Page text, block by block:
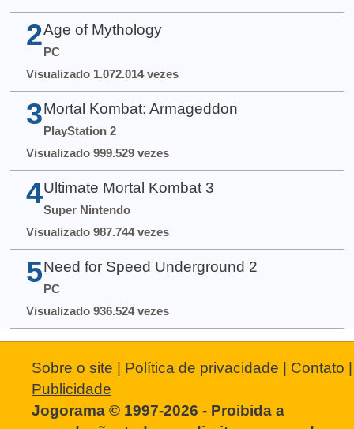
2 Age of Mythology
PC
Visualizado 1.072.014 vezes
3 Mortal Kombat: Armageddon
PlayStation 2
Visualizado 999.529 vezes
4 Ultimate Mortal Kombat 3
Super Nintendo
Visualizado 987.744 vezes
5 Need for Speed Underground 2
PC
Visualizado 936.524 vezes
Sobre o site Política de privacidade Contato
Publicidade
Jogorama © 1997-2026 - Proibida a